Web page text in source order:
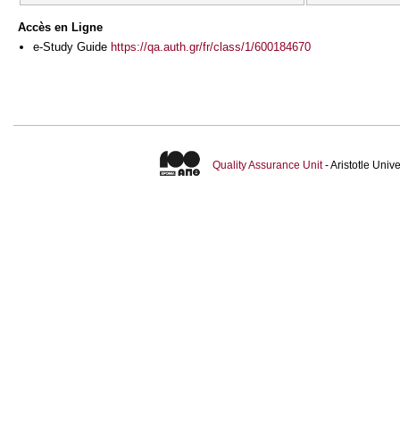
Accès en Ligne
e-Study Guide https://qa.auth.gr/fr/class/1/600184670
Quality Assurance Unit- Aristotle